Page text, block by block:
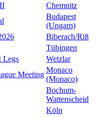
Chemnitz
Budapest
(Ungarn)
Biberach/Riß
Tübingen
Legs
Wetzlar
Meeting
Monaco
(Monaco)
Bochum-
Wattenscheid
Köln